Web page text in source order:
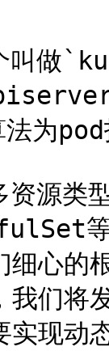
叫做
为
源类
等
细心的
我们
实现动